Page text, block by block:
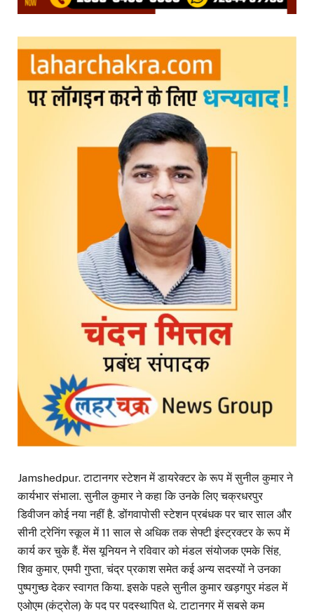
Jamshedpur. टाटानगर स्टेशन में डायरेक्टर के रूप में सुनील कुमार ने
कार्यभार संभाला. सुनील कुमार ने कहा कि उनके लिए चक्रधरपुर
डिवीजन कोई नया नहीं है. डोंगवापोसी स्टेशन प्रबंधक पर चार साल और
सीनी ट्रेनिंग स्कूल में 11 साल से अधिक तक सेफ्टी इंस्ट्रक्टर के रूप में
कार्य कर चुके हैं. मेंस यूनियन ने रविवार को मंडल संयोजक एमके सिंह,
शिव कुमार, एमपी गुप्ता, चंद्र प्रकाश समेत कई अन्य सदस्यों ने उनका
पुष्पगुच्छ देकर स्वागत किया. इसके पहले सुनील कुमार खड़गपुर मंडल में
एओएम (कंट्रोल) के पद पर पदस्थापित थे. टाटानगर में सबसे कम